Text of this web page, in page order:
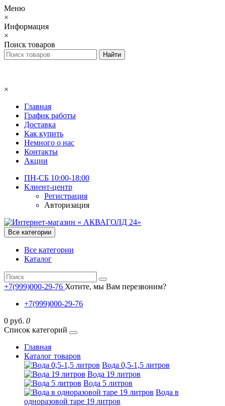
Меню
×
Информация
×
Поиск товаров
×
Главная
График работы
Доставка
Как купить
Немного о нас
Контакты
Акции
ПН-СБ 10:00-18:00
Клиент-центр
Регистрация
Авторизация
Все категории
Все категории
Каталог
+7(999)000-29-76 Хотите, мы Вам перезвоним?
+7(999)000-29-76
0 руб. 0
Список категорий
Главная
Каталог товаров
Вода 0,5-1,5 литров
Вода 19 литров
Вода 5 литров
Вода в
одноразовой таре 19 литров